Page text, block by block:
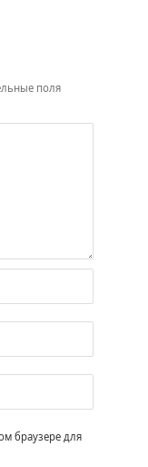
поля
браузере для